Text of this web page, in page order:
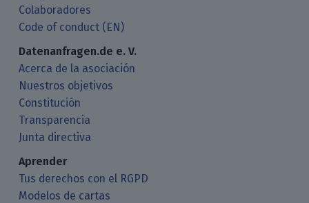
Colaboradores
Code of conduct (EN)
Datenanfragen.de e. V.
Acerca de la asociación
Nuestros objetivos
Constitución
Transparencia
Junta directiva
Aprender
Tus derechos con el RGPD
Modelos de cartas